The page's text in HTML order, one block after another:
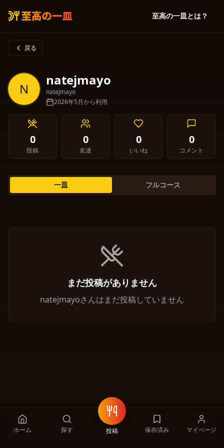
至高の一皿とは？
ホーム 探す 投稿 保存済み マイページ
戻る
N
natejmayo
natejmayo
2026年5月から利用
0
投稿
0
友達
0
いいね
0
コメント
一皿 フルコース
まだ投稿がありません
natejmayoさんはまだ投稿していません